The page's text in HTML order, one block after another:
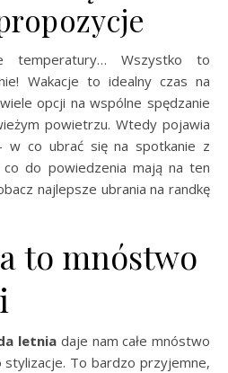
Wakacje to idealny czas na
opcji na wspólne spędzanie
powietrzu. Wtedy pojawia
w co ubrać się na spotkanie z
co do powiedzenia mają na ten
najlepsze ubrania na randkę
to mnóstwo
letnia daje nam całe mnóstwo
stylizacje. To bardzo przyjemne,